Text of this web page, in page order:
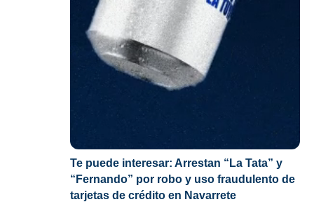
Te puede interesar: Arrestan “La Tata” y
“Fernando” por robo y uso fraudulento de
tarjetas de crédito en Navarrete